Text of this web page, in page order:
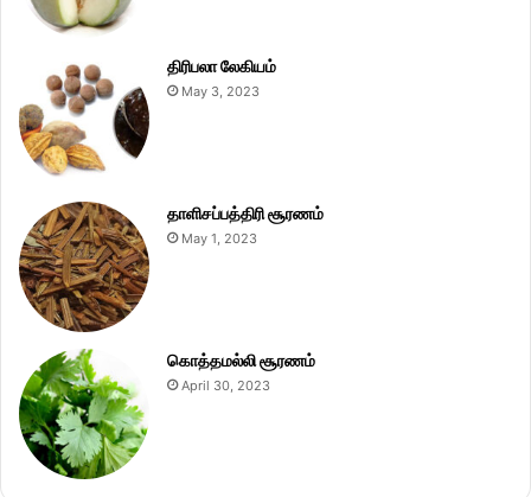
திரிபலா லேகியம்
May 3, 2023
தாளிசப்பத்திரி சூரணம்
May 1, 2023
கொத்தமல்லி சூரணம்
April 30, 2023